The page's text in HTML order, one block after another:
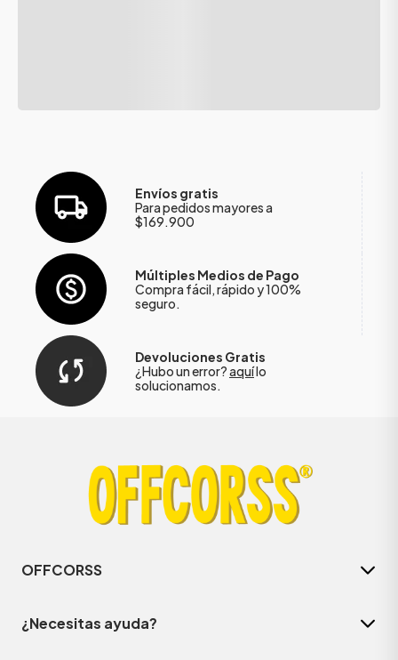
Envíos gratis
Para pedidos mayores a
$169.900
Múltiples Medios de Pago
Compra fácil, rápido y 100%
seguro.
Devoluciones Gratis
¿Hubo un error?aquílo
solucionamos.
OFFCORSS
¿Necesitas ayuda?